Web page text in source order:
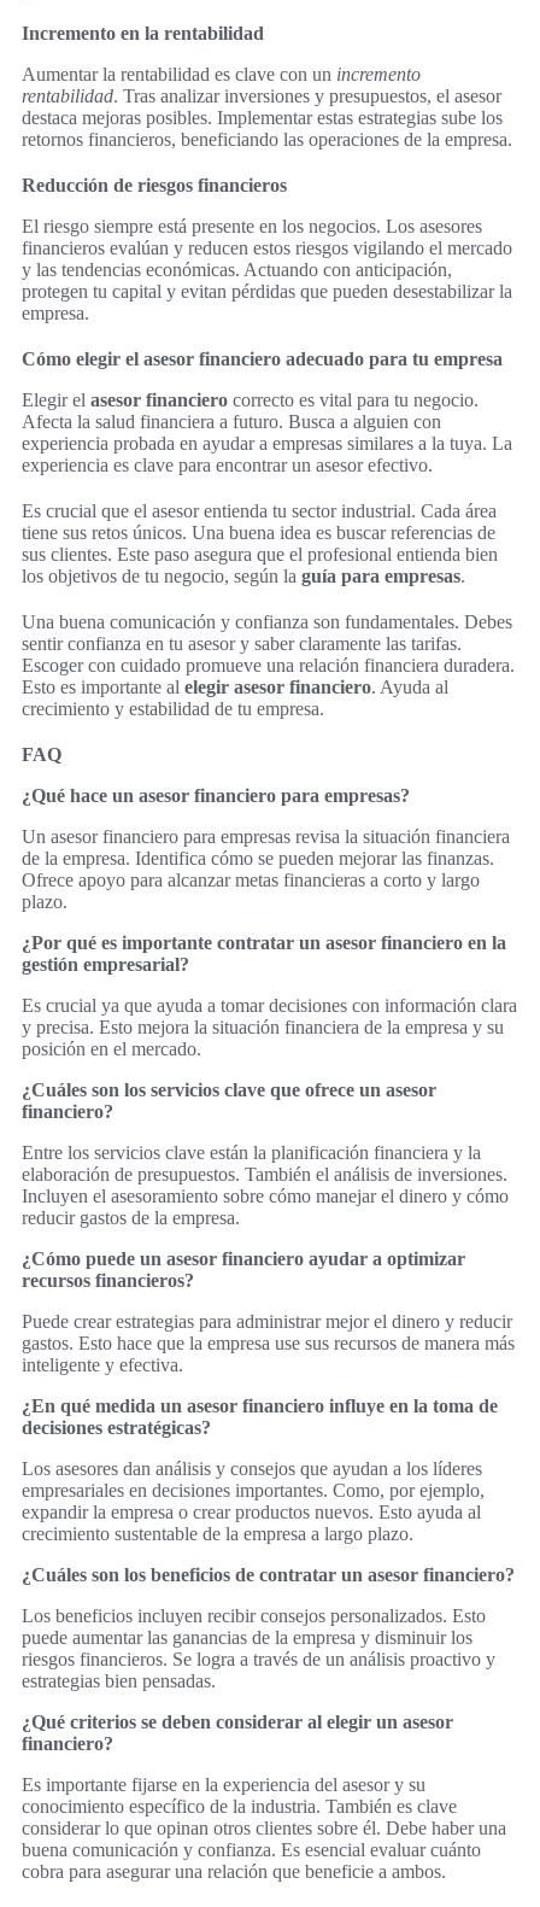
Incremento en la rentabilidad
Aumentar la rentabilidad es clave con un incremento
rentabilidad. Tras analizar inversiones y presupuestos, el asesor
destaca mejoras posibles. Implementar estas estrategias sube los
retornos financieros, beneficiando las operaciones de la empresa.
Reducción de riesgos financieros
El riesgo siempre está presente en los negocios. Los asesores
financieros evalúan y reducen estos riesgos vigilando el mercado
y las tendencias económicas. Actuando con anticipación,
protegen tu capital y evitan pérdidas que pueden desestabilizar la
empresa.
Cómo elegir el asesor financiero adecuado para tu empresa
Elegir el asesor financiero correcto es vital para tu negocio.
Afecta la salud financiera a futuro. Busca a alguien con
experiencia probada en ayudar a empresas similares a la tuya. La
experiencia es clave para encontrar un asesor efectivo.
Es crucial que el asesor entienda tu sector industrial. Cada área
tiene sus retos únicos. Una buena idea es buscar referencias de
sus clientes. Este paso asegura que el profesional entienda bien
los objetivos de tu negocio, según la guía para empresas.
Una buena comunicación y confianza son fundamentales. Debes
sentir confianza en tu asesor y saber claramente las tarifas.
Escoger con cuidado promueve una relación financiera duradera.
Esto es importante al elegir asesor financiero. Ayuda al
crecimiento y estabilidad de tu empresa.
FAQ
¿Qué hace un asesor financiero para empresas?
Un asesor financiero para empresas revisa la situación financiera
de la empresa. Identifica cómo se pueden mejorar las finanzas.
Ofrece apoyo para alcanzar metas financieras a corto y largo
plazo.
¿Por qué es importante contratar un asesor financiero en la
gestión empresarial?
Es crucial ya que ayuda a tomar decisiones con información clara
y precisa. Esto mejora la situación financiera de la empresa y su
posición en el mercado.
¿Cuáles son los servicios clave que ofrece un asesor
financiero?
Entre los servicios clave están la planificación financiera y la
elaboración de presupuestos. También el análisis de inversiones.
Incluyen el asesoramiento sobre cómo manejar el dinero y cómo
reducir gastos de la empresa.
¿Cómo puede un asesor financiero ayudar a optimizar
recursos financieros?
Puede crear estrategias para administrar mejor el dinero y reducir
gastos. Esto hace que la empresa use sus recursos de manera más
inteligente y efectiva.
¿En qué medida un asesor financiero influye en la toma de
decisiones estratégicas?
Los asesores dan análisis y consejos que ayudan a los líderes
empresariales en decisiones importantes. Como, por ejemplo,
expandir la empresa o crear productos nuevos. Esto ayuda al
crecimiento sustentable de la empresa a largo plazo.
¿Cuáles son los beneficios de contratar un asesor financiero?
Los beneficios incluyen recibir consejos personalizados. Esto
puede aumentar las ganancias de la empresa y disminuir los
riesgos financieros. Se logra a través de un análisis proactivo y
estrategias bien pensadas.
¿Qué criterios se deben considerar al elegir un asesor
financiero?
Es importante fijarse en la experiencia del asesor y su
conocimiento específico de la industria. También es clave
considerar lo que opinan otros clientes sobre él. Debe haber una
buena comunicación y confianza. Es esencial evaluar cuánto
cobra para asegurar una relación que beneficie a ambos.